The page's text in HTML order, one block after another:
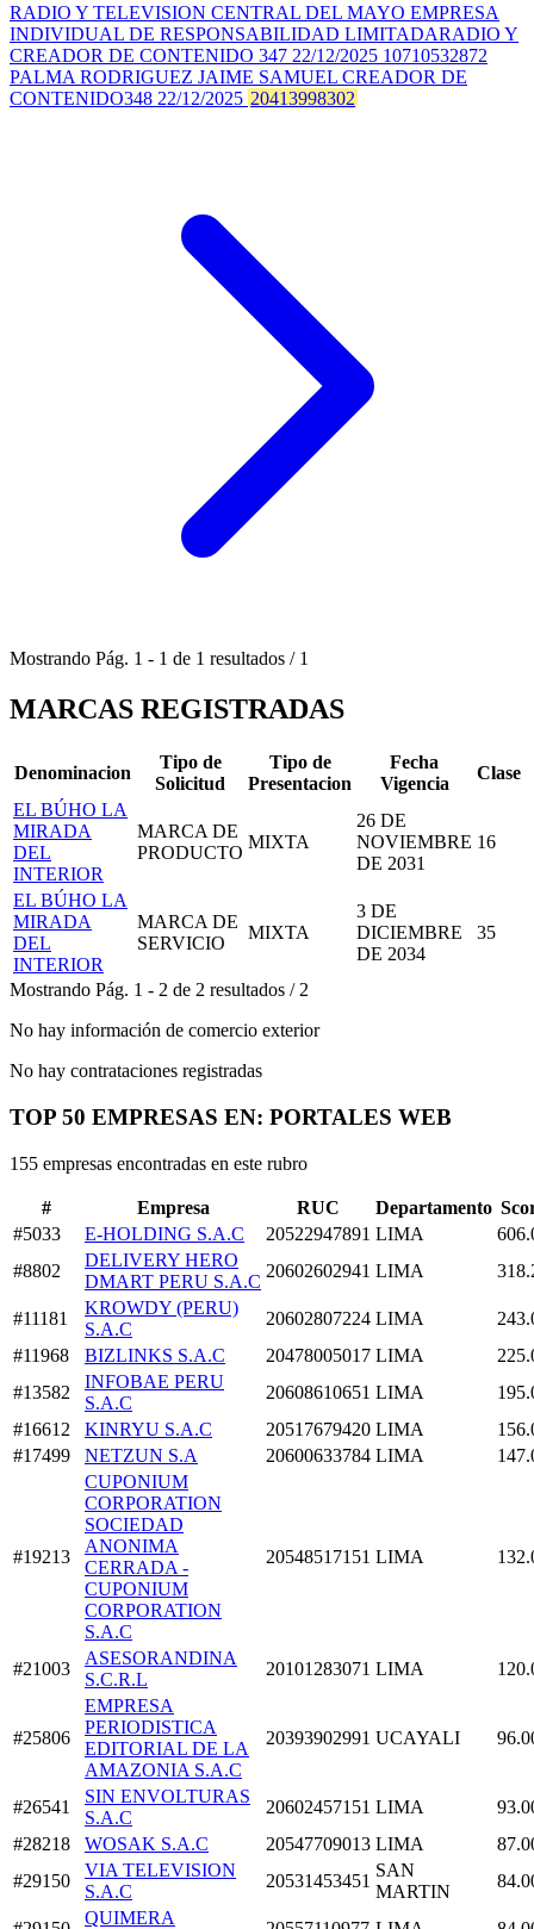
RADIO Y TELEVISION CENTRAL DEL MAYO EMPRESA
INDIVIDUAL DE RESPONSABILIDAD LIMITADARADIO Y
CREADOR DE CONTENIDO 347 22/12/2025 10710532872
PALMA RODRIGUEZ JAIME SAMUEL CREADOR DE
CONTENIDO348 22/12/2025 20413998302
Mostrando Pág. 1 - 1 de 1 resultados / 1
MARCAS REGISTRADAS
Denominacion
Tipo de
Solicitud
Tipo de
Presentacion
Fecha
Vigencia
Clase
EL BÚHO LA
MIRADA
DEL
INTERIOR
MARCA DE
PRODUCTO
MIXTA
26 DE
NOVIEMBRE
DE 2031
16
EL BÚHO LA
MIRADA
DEL
INTERIOR
MARCA DE
SERVICIO
MIXTA
3 DE
DICIEMBRE
DE 2034
35
Mostrando Pág. 1 - 2 de 2 resultados /2
No hay información de comercio exterior
No hay contrataciones registradas
TOP 50 EMPRESAS EN: PORTALES WEB
155 empresas encontradas en este rubro
# Empresa RUC Departamento
#5033
E-HOLDING S.A.C 20522947891 LIMA
#8802
DELIVERY HERO
DMART PERU S.A.C
20602602941 LIMA
#11181
KROWDY (PERU)
S.A.C
20602807224 LIMA
#11968
BIZLINKS S.A.C 20478005017 LIMA
#13582
INFOBAE PERU
S.A.C
20608610651 LIMA
#16612
KINRYU S.A.C 20517679420 LIMA
#17499
NETZUN S.A 20600633784 LIMA
#19213
CUPONIUM
CORPORATION
SOCIEDAD
ANONIMA
CERRADA -
CUPONIUM
CORPORATION
S.A.C
20548517151 LIMA
#21003
ASESORANDINA
S.C.R.L
20101283071 LIMA
#25806
EMPRESA
PERIODISTICA
EDITORIAL DE LA
AMAZONIA S.A.C
20393902991 UCAYALI
#26541
SIN ENVOLTURAS
S.A.C
20602457151 LIMA
#28218
WOSAK S.A.C 20547709013 LIMA
#29150
VIA TELEVISION
S.A.C
20531453451
SAN
MARTIN
QUIMERA